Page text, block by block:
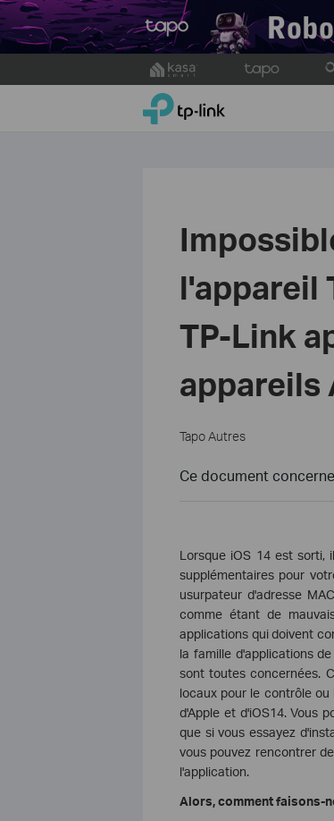
to
TP-Link, Reliably Smart
l'appareil
TP-Link
appareils
Tapo Autres
Ce document
Lorsque iOS 14 est sorti,
supplémentaires pour
usurpateur d'adresse
comme étant de
applications qui doivent
la famille d'applications
sont toutes concernées.
locaux pour le contrôle
d'Apple et d'iOS14. Vous
que si vous essayez
vous pouvez rencontrer
l'application.
Alors, comment faisons-